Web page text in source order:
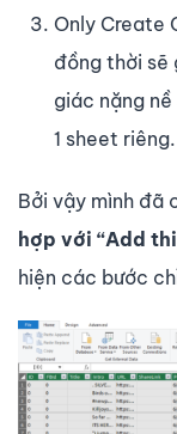
Only Create
đồng thời sẽ
giác nặng
1 sheet riêng.
Bởi vậy mình đã
hợp với “Add
hiện các bước